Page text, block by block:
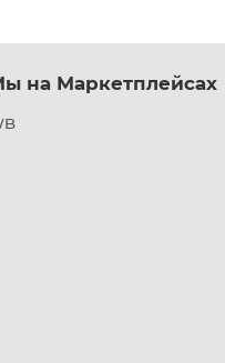
на Маркетплейсах